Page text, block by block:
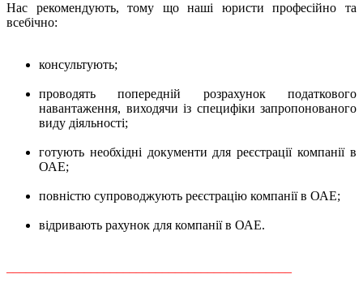
Нас рекомендують, тому що наші юристи професійно та
всебічно:
консультують;
проводять попередній розрахунок податкового
навантаження, виходячи із специфіки запропонованого
виду діяльності;
готують необхідні документи для реєстрації компанії в
ОАЕ;
повністю супроводжують реєстрацію компанії в ОАЕ;
відривають рахунок для компанії в ОАЕ.